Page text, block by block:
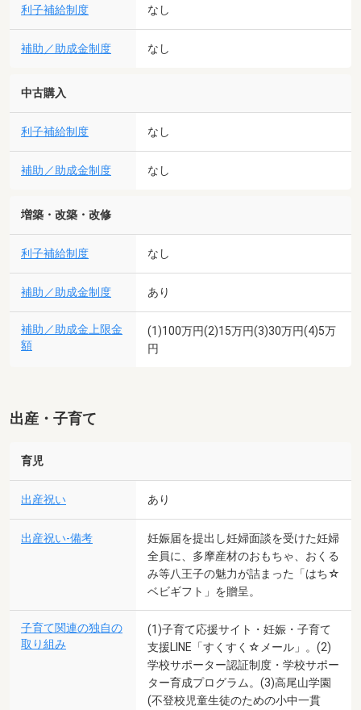
利子補給制度 なし
補助／助成金制度 なし
中古購入
利子補給制度 なし
補助／助成金制度 なし
増築・改築・改修
利子補給制度 なし
補助／助成金制度 あり
補助／助成金上限金
額
(1)100万円(2)15万円(3)30万円(4)5万
円
出産・子育て
育児
出産祝い あり
出産祝い-備考
妊娠届を提出し妊婦面談を受けた妊婦
全員に、多摩産材のおもちゃ、おくる
み等八王子の魅力が詰まった「はち☆
ベビギフト」を贈呈。
子育て関連の独自の
取り組み
(1)子育て応援サイト・妊娠・子育て
支援LINE「すくすく☆メール」。(2)
学校サポーター認証制度・学校サポー
ター育成プログラム。(3)高尾山学園
(不登校児童生徒のための小中一貫